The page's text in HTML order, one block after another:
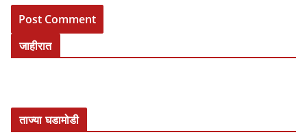
जाहीरात
ताज्या घडामोडी